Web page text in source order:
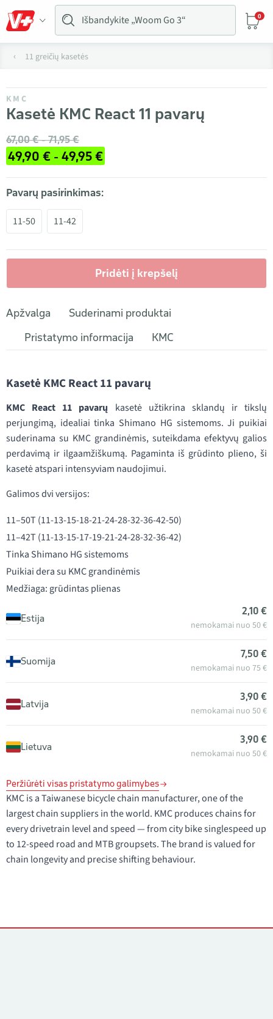
0
11 greičių kasetės
KMC
Kasetė KMC React 11 pavarų
67,00 € - 71,95 €
49,90 € - 49,95 €
Pavarų pasirinkimas:
11-50 11-42
Pridėti į krepšelį
Apžvalga
Suderinami produktai
Pristatymo informacija
KMC
Kasetė KMC React 11 pavarų
KMC React 11 pavarų kasetė užtikrina sklandų ir tikslų
perjungimą, idealiai tinka Shimano HG sistemoms. Ji puikiai
suderinama su KMC grandinėmis, suteikdama efektyvų galios
perdavimą ir ilgaamžiškumą. Pagaminta iš grūdinto plieno, ši
kasetė atspari intensyviam naudojimui.
Galimos dvi versijos:
11–50T (11-13-15-18-21-24-28-32-36-42-50)
11–42T (11-13-15-17-19-21-24-28-32-36-42)
Tinka Shimano HG sistemoms
Puikiai dera su KMC grandinėmis
Medžiaga: grūdintas plienas
Estija
2,10 €
nemokamai nuo 50 €
Suomija
7,50 €
nemokamai nuo 75 €
Latvija
3,90 €
nemokamai nuo 50 €
Lietuva
3,90 €
nemokamai nuo 50 €
Peržiūrėti visas pristatymo galimybes
KMC is a Taiwanese bicycle chain manufacturer, one of the
largest chain suppliers in the world. KMC produces chains for
every drivetrain level and speed — from city bike singlespeed up
to 12-speed road and MTB groupsets. The brand is valued for
chain longevity and precise shifting behaviour.